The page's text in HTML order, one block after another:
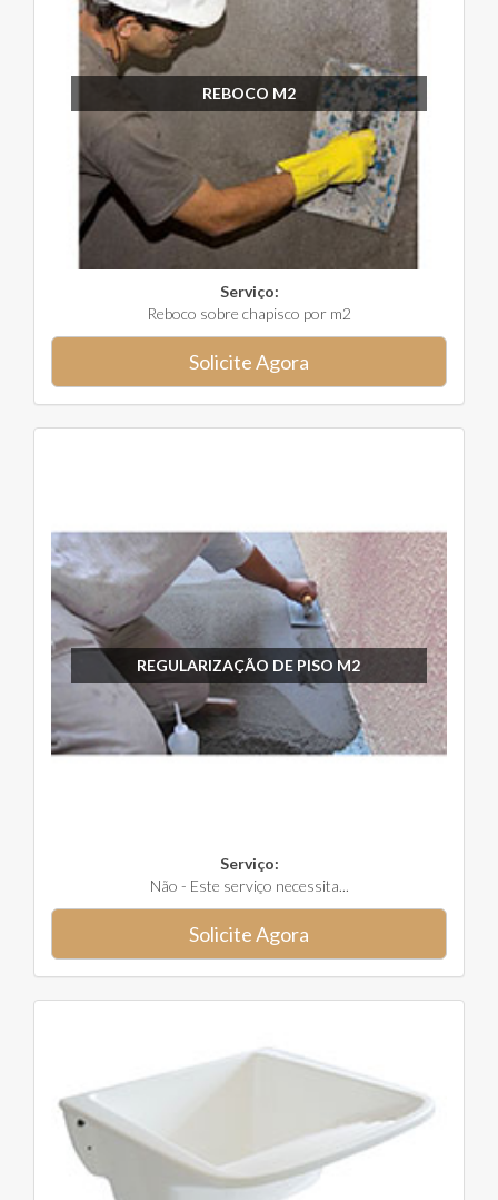
REBOCO M2
Serviço:
Reboco sobre chapisco por m2
Solicite Agora
REGULARIZAÇÃO DE PISO M2
Serviço:
Não - Este serviço necessita...
Solicite Agora